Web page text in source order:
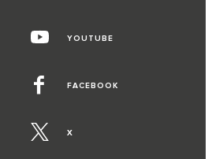
YOUTUBE
FACEBOOK
X